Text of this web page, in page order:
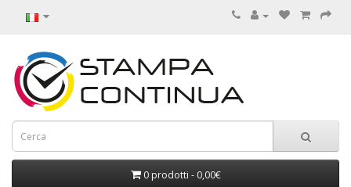
0 prodotti - 0,00€